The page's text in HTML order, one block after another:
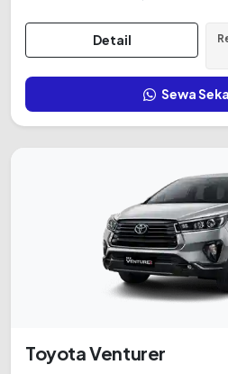
Detail
Sewa
Toyota Venturer